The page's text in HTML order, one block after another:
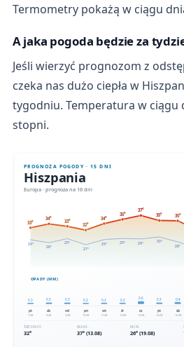
Termometry pokażą w ciągu
A jaka pogoda będzie za
Jeśli wierzyć prognozom z
czeka nas dużo ciepła w
tygodniu. Temperatura w ciągu
stopni.